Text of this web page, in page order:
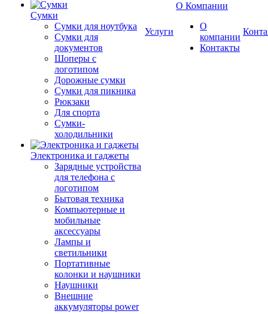
Сумки
Сумки для ноутбука
Сумки для
документов
Шоперы с
логотипом
Дорожные сумки
Сумки для пикника
Рюкзаки
Для спорта
Сумки-
холодильники
Электроника и гаджеты
Зарядные устройства
для телефона с
логотипом
Бытовая техника
Компьютерные и
мобильные
аксессуары
Лампы и
светильники
Портативные
колонки и наушники
Наушники
Внешние
аккумуляторы power
Услуги
О Компании
О
компании
Контакты